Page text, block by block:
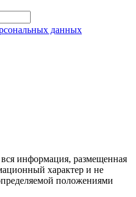
данных
информация, размещенная
характер и не
положениями